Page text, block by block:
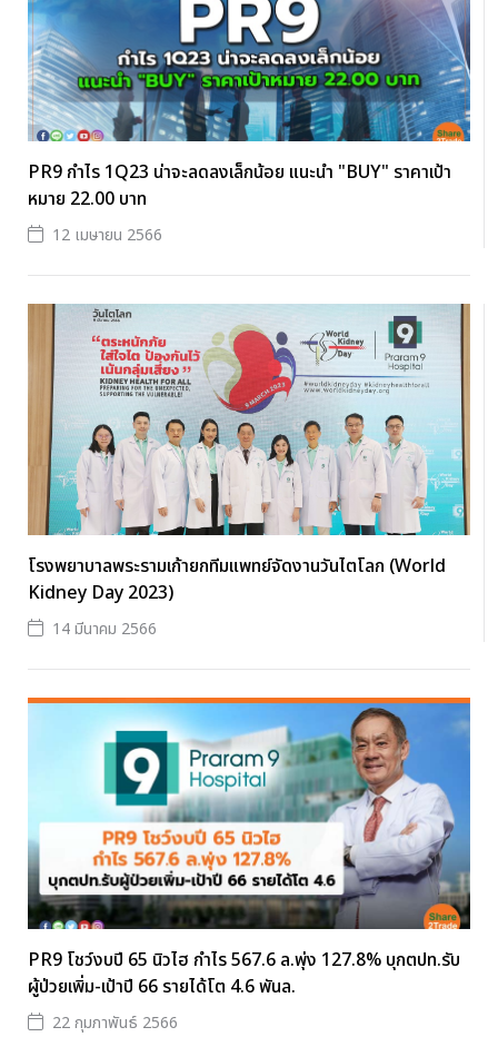
PR9 กำไร 1Q23 น่าจะลดลงเล็กน้อย แนะนำ "BUY" ราคาเป้า
หมาย 22.00 บาท
12 เมษายน 2566
โรงพยาบาลพระรามเก้ายกทีมแพทย์จัดงานวันไตโลก (World
Kidney Day 2023)
14 มีนาคม 2566
PR9 โชว์งบปี 65 นิวไฮ กำไร 567.6 ล.พุ่ง 127.8% บุกตปท.รับ
ผู้ป่วยเพิ่ม-เป้าปี 66 รายได้โต 4.6 พันล.
22 กุมภาพันธ์ 2566